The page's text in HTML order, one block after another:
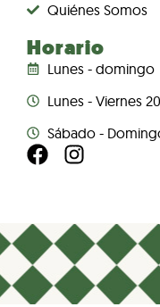
Quiénes Somos
Horario
Lunes - domingo
Lunes - Viernes
Sábado -